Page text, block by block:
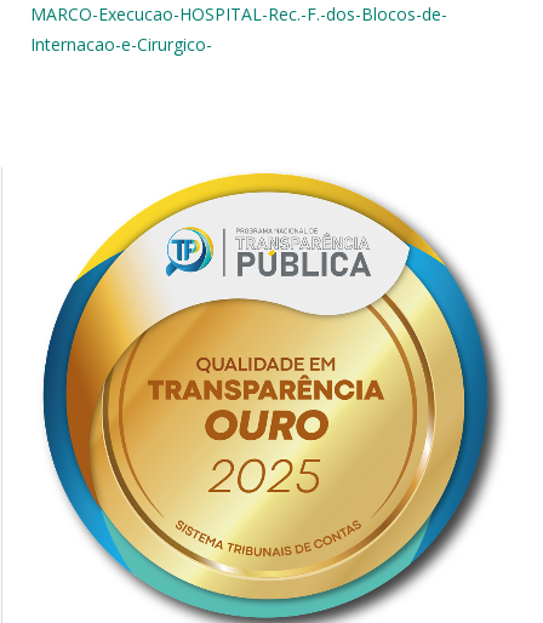
MARCO-Execucao-HOSPITAL-Rec.-F.-dos-Blocos-de-
Internacao-e-Cirurgico-